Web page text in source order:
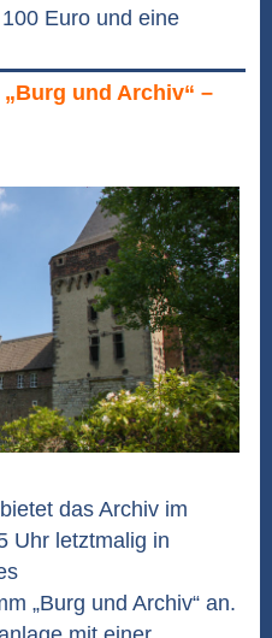
Euro und eine
und Archiv“ –
das Archiv im
Uhr letztmalig in
„Burg und Archiv“ an.